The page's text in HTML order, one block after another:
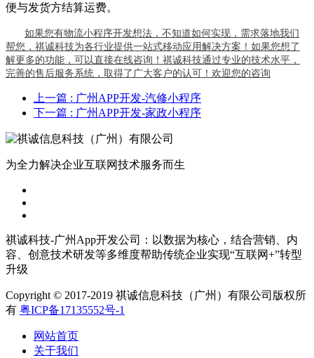
便与发货方结算运费。
如果您有物流小程序开发想法，不知道如何实现，需求落地我们
帮您，祺诚科技为各行业提供一站式移动应用解决方案！如果您想了
解更多的功能，可以直接在线咨询！祺诚科技通过专业的技术水平，
完善的售后服务系统，取得了广大客户的认可！欢迎您的咨询
上一篇 : 广州APP开发-汽修小程序
下一篇 : 广州APP开发-家政小程序
为全力解决企业互联网技术服务而生
祺诚科技-广州App开发公司：以数据为核心，结合营销、内
容、创意技术研发等多维度帮助传统企业实现“互联网+”转型
升级
Copyright © 2017-2019 祺诚信息科技（广州）有限公司版权所
有 粤ICP备17135552号-1
网站首页
关于我们